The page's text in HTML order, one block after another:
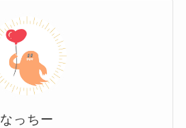
なっちー